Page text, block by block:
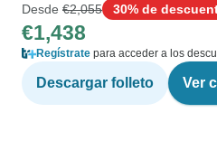
Desde €2,055 30% de
€1,438
Regístrate para acceder a los
Descargar folleto Ver